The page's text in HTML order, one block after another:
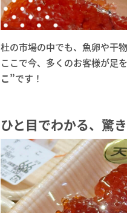
杜の市場の中でも、魚卵や干
ここで今、多くのお客様が足
こ”です！
ひと目でわかる、驚